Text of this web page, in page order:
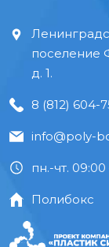
поселение
д. 1.
8 (812) 604-
info@poly-
пн.-чт.
Полибокс